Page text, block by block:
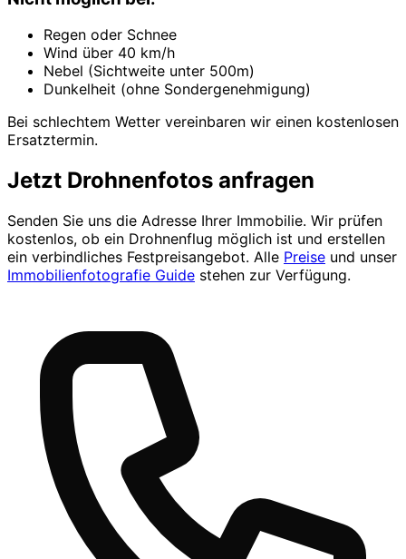
Regen oder Schnee
Wind über 40 km/h
Nebel (Sichtweite unter 500m)
Dunkelheit (ohne Sondergenehmigung)
Bei schlechtem Wetter vereinbaren wir einen kostenlosen
Ersatztermin.
Jetzt Drohnenfotos anfragen
Senden Sie uns die Adresse Ihrer Immobilie. Wir prüfen
kostenlos, ob ein Drohnenflug möglich ist und erstellen
ein verbindliches Festpreisangebot. Alle Preise und unser
Immobilienfotografie Guide stehen zur Verfügung.